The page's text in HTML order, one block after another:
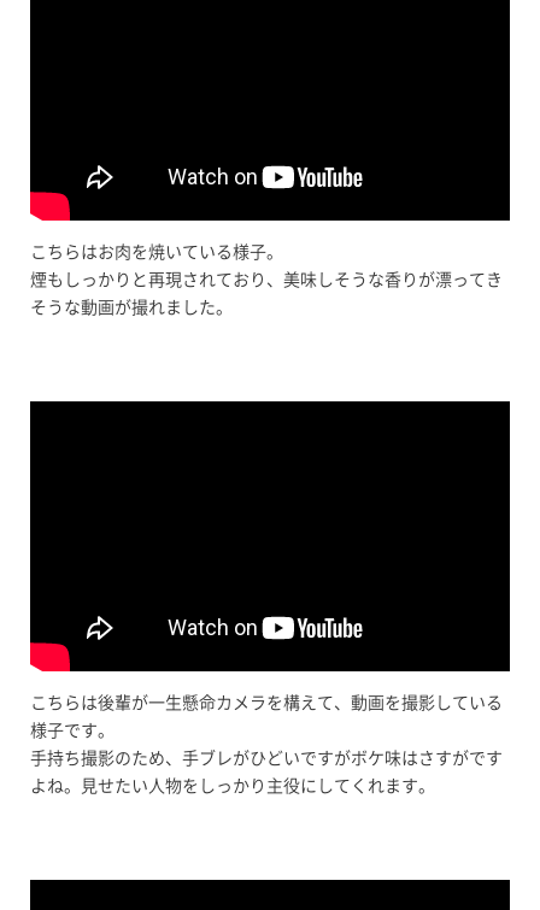
こちらはお肉を焼いている様子。
煙もしっかりと再現されており、美味しそうな香りが漂ってき
そうな動画が撮れました。
こちらは後輩が一生懸命カメラを構えて、動画を撮影している
様子です。
手持ち撮影のため、手ブレがひどいですがボケ味はさすがです
よね。見せたい人物をしっかり主役にしてくれます。